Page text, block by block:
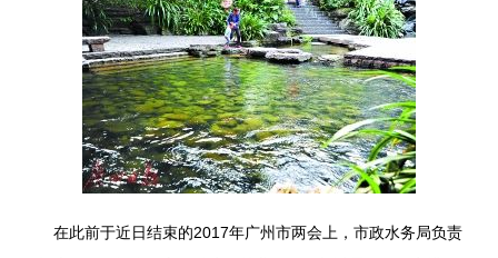
在此前于近日结束的2017年广州市两会上，市政水务局负责